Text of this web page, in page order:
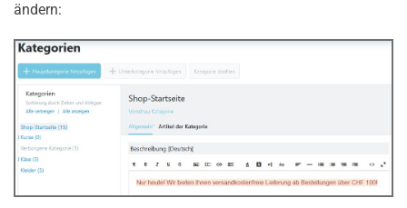
ändern: